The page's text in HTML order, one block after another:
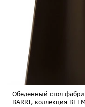
Обеденный стол
BARRI, коллекция